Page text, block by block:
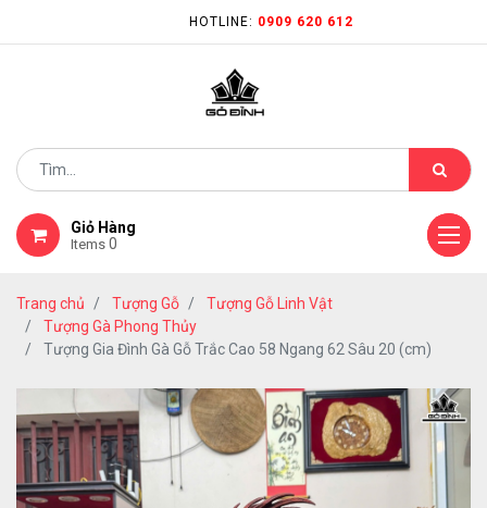
HOTLINE: 0909 620 612
Giỏ Hàng
Items 0
Trang chủ Tượng Gỗ
Tượng Gỗ Linh Vật
Tượng Gà Phong Thủy
Tượng Gia Đình Gà Gỗ Trắc Cao 58 Ngang 62 Sâu 20 (cm)